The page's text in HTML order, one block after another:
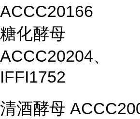
ACCC20166
糖化酵母
ACCC20204、
IFFI1752
清酒酵母